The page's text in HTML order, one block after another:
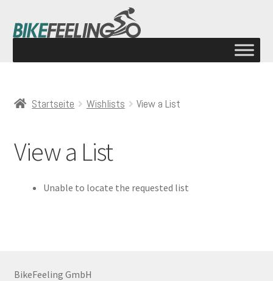
Startseite Wishlists View a List
View a List
Unable to locate the requested list
BikeFeeling GmbH